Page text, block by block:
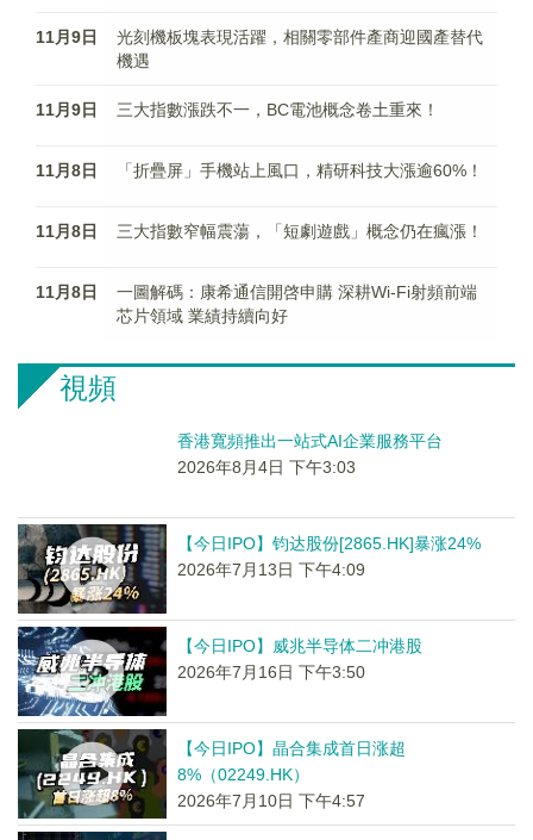
11月9日
光刻機板塊表現活躍，相關零部件產商迎國產替代
機遇
11月9日 三大指數漲跌不一，BC電池概念卷土重來！
11月8日 「折疊屏」手機站上風口，精研科技大漲逾60%！
11月8日 三大指數窄幅震蕩，「短劇遊戲」概念仍在瘋漲！
11月8日
一圖解碼：康希通信開啓申購 深耕Wi-Fi射頻前端
芯片領域 業績持續向好
視頻
香港寬頻推出一站式AI企業服務平台
2026年8月4日 下午3:03
【今日IPO】钧达股份[2865.HK]暴涨24%
2026年7月13日 下午4:09
【今日IPO】威兆半导体二冲港股
2026年7月16日 下午3:50
【今日IPO】晶合集成首日涨超
8%（02249.HK）
2026年7月10日 下午4:57